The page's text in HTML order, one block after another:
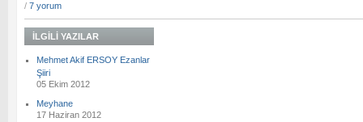
/ 7 yorum
İLGILI YAZILAR
Mehmet Akif ERSOY Ezanlar
Şiiri
05 Ekim 2012
Meyhane
17 Haziran 2012